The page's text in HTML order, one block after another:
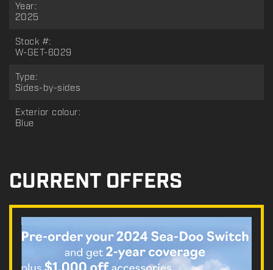
Year:
2025
Stock #:
W-GET-6029
Type:
Sides-by-sides
Exterior colour:
Blue
CURRENT OFFERS